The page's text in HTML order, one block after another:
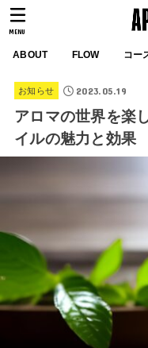
ABOUT FLOW コー
MENU
お知らせ 2023.05.19
アロマの世界を楽
イルの魅力と効果